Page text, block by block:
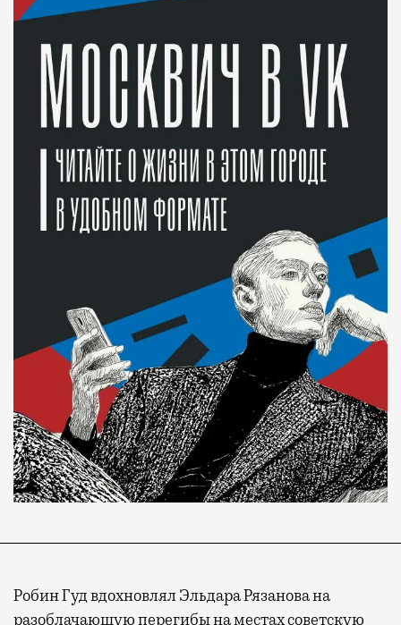
Робин Гуд вдохновлял Эльдара Рязанова на
разоблачающую перегибы на местах советскую